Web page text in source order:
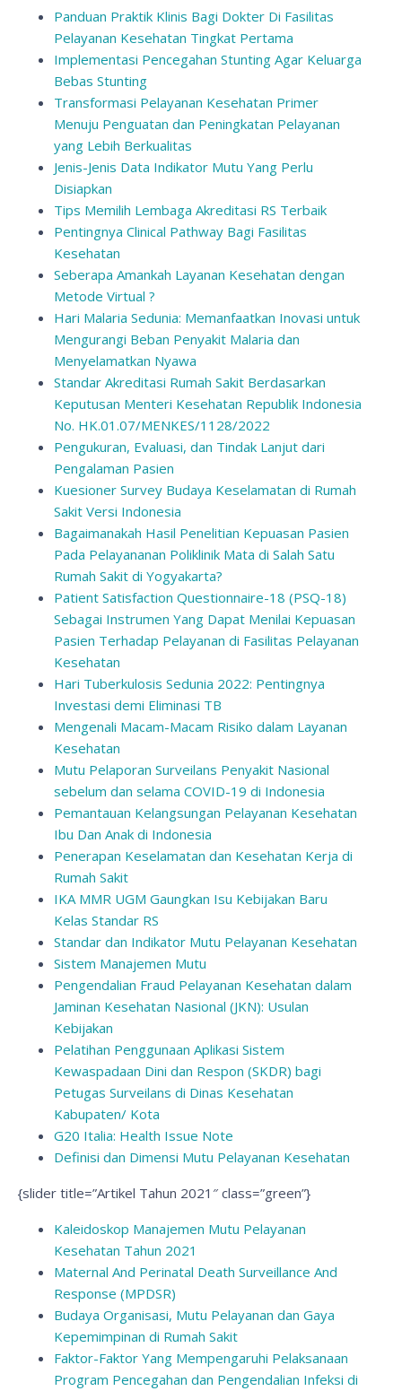
Panduan Praktik Klinis Bagi Dokter Di Fasilitas
Pelayanan Kesehatan Tingkat Pertama
Implementasi Pencegahan Stunting Agar Keluarga
Bebas Stunting
Transformasi Pelayanan Kesehatan Primer
Menuju Penguatan dan Peningkatan Pelayanan
yang Lebih Berkualitas
Jenis-Jenis Data Indikator Mutu Yang Perlu
Disiapkan
Tips Memilih Lembaga Akreditasi RS Terbaik
Pentingnya Clinical Pathway Bagi Fasilitas
Kesehatan
Seberapa Amankah Layanan Kesehatan dengan
Metode Virtual ?
Hari Malaria Sedunia: Memanfaatkan Inovasi untuk
Mengurangi Beban Penyakit Malaria dan
Menyelamatkan Nyawa
Standar Akreditasi Rumah Sakit Berdasarkan
Keputusan Menteri Kesehatan Republik Indonesia
No. HK.01.07/MENKES/1128/2022
Pengukuran, Evaluasi, dan Tindak Lanjut dari
Pengalaman Pasien
Kuesioner Survey Budaya Keselamatan di Rumah
Sakit Versi Indonesia
Bagaimanakah Hasil Penelitian Kepuasan Pasien
Pada Pelayananan Poliklinik Mata di Salah Satu
Rumah Sakit di Yogyakarta?
Patient Satisfaction Questionnaire-18 (PSQ-18)
Sebagai Instrumen Yang Dapat Menilai Kepuasan
Pasien Terhadap Pelayanan di Fasilitas Pelayanan
Kesehatan
Hari Tuberkulosis Sedunia 2022: Pentingnya
Investasi demi Eliminasi TB
Mengenali Macam-Macam Risiko dalam Layanan
Kesehatan
Mutu Pelaporan Surveilans Penyakit Nasional
sebelum dan selama COVID-19 di Indonesia
Pemantauan Kelangsungan Pelayanan Kesehatan
Ibu Dan Anak di Indonesia
Penerapan Keselamatan dan Kesehatan Kerja di
Rumah Sakit
IKA MMR UGM Gaungkan Isu Kebijakan Baru
Kelas Standar RS
Standar dan Indikator Mutu Pelayanan Kesehatan
Sistem Manajemen Mutu
Pengendalian Fraud Pelayanan Kesehatan dalam
Jaminan Kesehatan Nasional (JKN): Usulan
Kebijakan
Pelatihan Penggunaan Aplikasi Sistem
Kewaspadaan Dini dan Respon (SKDR) bagi
Petugas Surveilans di Dinas Kesehatan
Kabupaten/ Kota
G20 Italia: Health Issue Note
Definisi dan Dimensi Mutu Pelayanan Kesehatan
{slider title=”Artikel Tahun 2021″ class=”green”}
Kaleidoskop Manajemen Mutu Pelayanan
Kesehatan Tahun 2021
Maternal And Perinatal Death Surveillance And
Response (MPDSR)
Budaya Organisasi, Mutu Pelayanan dan Gaya
Kepemimpinan di Rumah Sakit
Faktor-Faktor Yang Mempengaruhi Pelaksanaan
Program Pencegahan dan Pengendalian Infeksi di